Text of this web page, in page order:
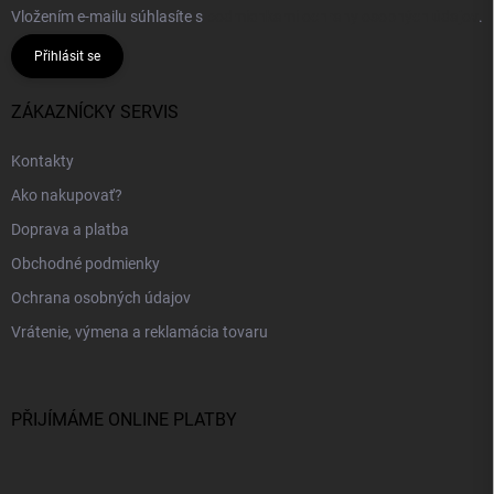
Vložením e-mailu súhlasíte s .
Přihlásit se
ZÁKAZNÍCKY SERVIS
Kontakty
Ako nakupovať?
Doprava a platba
Obchodné podmienky
Ochrana osobných údajov
Vrátenie, výmena a reklamácia tovaru
PŘIJÍMÁME ONLINE PLATBY